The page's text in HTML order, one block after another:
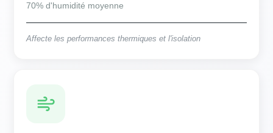
70% d'humidité moyenne
Affecte les performances thermiques et l'isolation